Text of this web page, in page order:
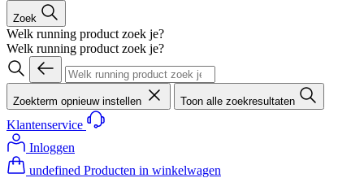
Zoek
Welk running product zoek je?
Welk running product zoek je?
Zoekterm opnieuw instellen Toon alle zoekresultaten
Klantenservice
Inloggen
undefined Producten in winkelwagen